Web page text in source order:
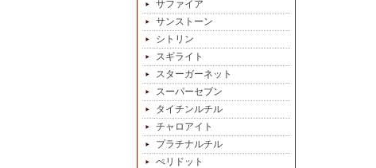
サファイア
サンストーン
シトリン
スギライト
スターガーネット
スーパーセブン
タイチンルチル
チャロアイト
プラチナルチル
ぺリドット